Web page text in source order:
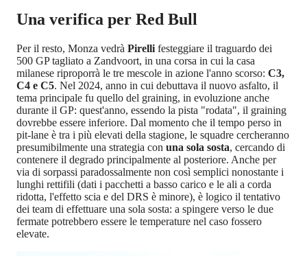
Una verifica per Red Bull
Per il resto, Monza vedrà Pirelli festeggiare il traguardo dei
500 GP tagliato a Zandvoort, in una corsa in cui la casa
milanese riproporrà le tre mescole in azione l'anno scorso: C3,
C4 e C5. Nel 2024, anno in cui debuttava il nuovo asfalto, il
tema principale fu quello del graining, in evoluzione anche
durante il GP: quest'anno, essendo la pista "rodata", il graining
dovrebbe essere inferiore. Dal momento che il tempo perso in
pit-lane è tra i più elevati della stagione, le squadre cercheranno
presumibilmente una strategia con una sola sosta, cercando di
contenere il degrado principalmente al posteriore. Anche per
via di sorpassi paradossalmente non così semplici nonostante i
lunghi rettifili (dati i pacchetti a basso carico e le ali a corda
ridotta, l'effetto scia e del DRS è minore), è logico il tentativo
dei team di effettuare una sola sosta: a spingere verso le due
fermate potrebbero essere le temperature nel caso fossero
elevate.